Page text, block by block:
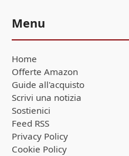
Menu
Home
Offerte Amazon
Guide all'acquisto
Scrivi una notizia
Sostienici
Feed RSS
Privacy Policy
Cookie Policy